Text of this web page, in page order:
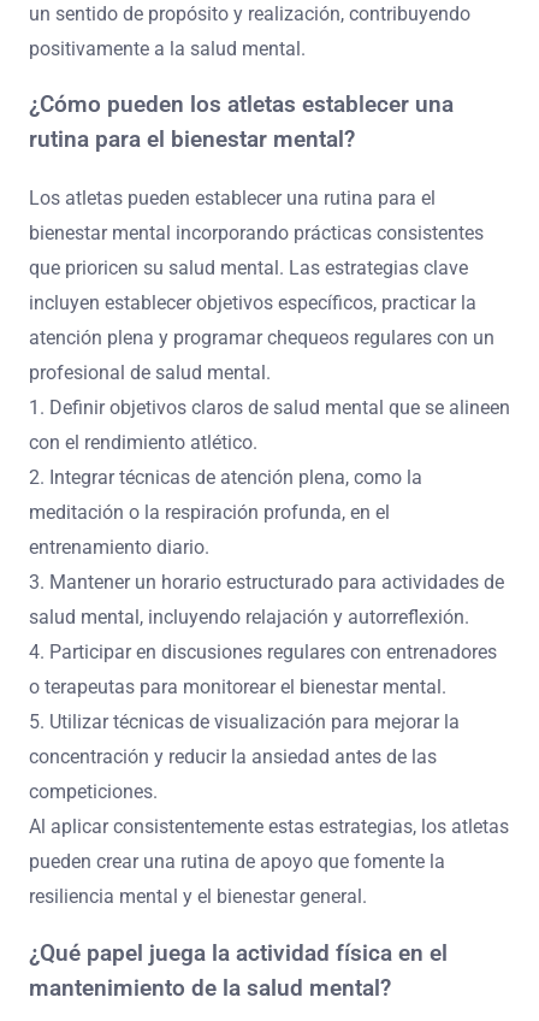
un sentido de propósito y realización, contribuyendo
positivamente a la salud mental.
¿Cómo pueden los atletas establecer una
rutina para el bienestar mental?
Los atletas pueden establecer una rutina para el
bienestar mental incorporando prácticas consistentes
que prioricen su salud mental. Las estrategias clave
incluyen establecer objetivos específicos, practicar la
atención plena y programar chequeos regulares con un
profesional de salud mental.
1. Definir objetivos claros de salud mental que se alineen
con el rendimiento atlético.
2. Integrar técnicas de atención plena, como la
meditación o la respiración profunda, en el
entrenamiento diario.
3. Mantener un horario estructurado para actividades de
salud mental, incluyendo relajación y autorreflexión.
4. Participar en discusiones regulares con entrenadores
o terapeutas para monitorear el bienestar mental.
5. Utilizar técnicas de visualización para mejorar la
concentración y reducir la ansiedad antes de las
competiciones.
Al aplicar consistentemente estas estrategias, los atletas
pueden crear una rutina de apoyo que fomente la
resiliencia mental y el bienestar general.
¿Qué papel juega la actividad física en el
mantenimiento de la salud mental?